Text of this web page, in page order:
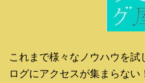
これまで様々なノウハウを
ログにアクセスが集まらな